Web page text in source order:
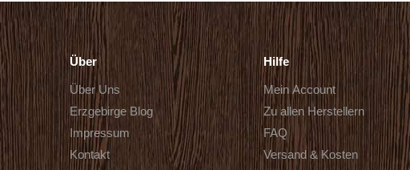
Über
Über Uns
Erzgebirge Blog
Impressum
Kontakt
Hilfe
Mein Account
Zu allen Herstellern
FAQ
Versand & Kosten